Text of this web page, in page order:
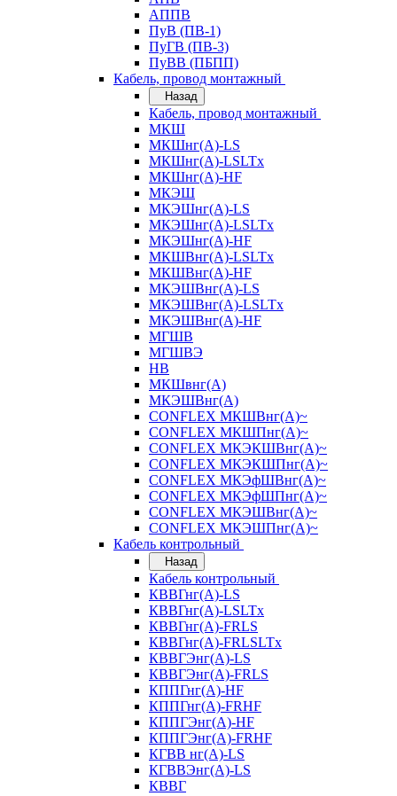
АППВ
ПуВ (ПВ-1)
ПуГВ (ПВ-3)
ПуВВ (ПБПП)
Кабель, провод монтажный
Назад
Кабель, провод монтажный
МКШ
МКШнг(А)-LS
МКШнг(А)-LSLTx
МКШнг(А)-HF
МКЭШ
МКЭШнг(А)-LS
МКЭШнг(А)-LSLTx
МКЭШнг(А)-HF
МКШВнг(A)-LSLTx
МКШВнг(А)-HF
МКЭШВнг(А)-LS
МКЭШВнг(A)-LSLTx
МКЭШВнг(А)-HF
МГШВ
МГШВЭ
НВ
МКШвнг(А)
МКЭШВнг(А)
CONFLEX МКШВнг(А)~
CONFLEX МКШПнг(А)~
CONFLEX МКЭКШВнг(А)~
CONFLEX МКЭКШПнг(А)~
CONFLEX МКЭфШВнг(А)~
CONFLEX МКЭфШПнг(А)~
CONFLEX МКЭШВнг(А)~
CONFLEX МКЭШПнг(А)~
Кабель контрольный
Назад
Кабель контрольный
КВВГнг(А)-LS
КВВГнг(А)-LSLTx
КВВГнг(А)-FRLS
КВВГнг(А)-FRLSLTx
КВВГЭнг(А)-LS
КВВГЭнг(А)-FRLS
КППГнг(А)-HF
КППГнг(А)-FRHF
КППГЭнг(А)-HF
КППГЭнг(А)-FRHF
КГВВ нг(А)-LS
КГВВЭнг(А)-LS
КВВГ